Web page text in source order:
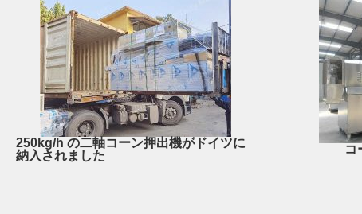
250kg/h の二軸コーン押出機がドイツに
納入されました
コ